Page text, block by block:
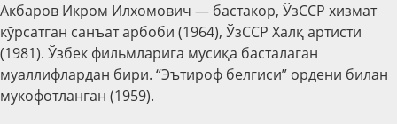
Акбаров Икром Илхомович — бастакор, ЎзССР хизмат
кўрсатган санъат арбоби (1964), ЎзССР Халқ артисти
(1981). Ўзбек фильмларига мусиқа басталаган
муаллифлардан бири. “Эътироф белгиси” ордени билан
мукофотланган (1959).